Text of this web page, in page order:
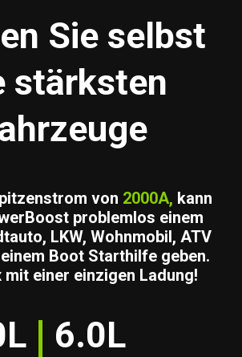
Sie selbst
stärksten
von 2000A, kann
problemlos einem
LKW, Wohnmobil, ATV
Boot Starthilfe geben.
mit einer einzigen Ladung!
6.0L